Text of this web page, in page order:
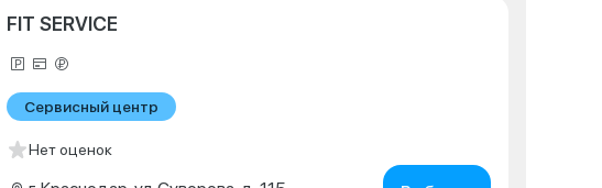
FIT SERVICE
Сервисный центр
Нет оценок